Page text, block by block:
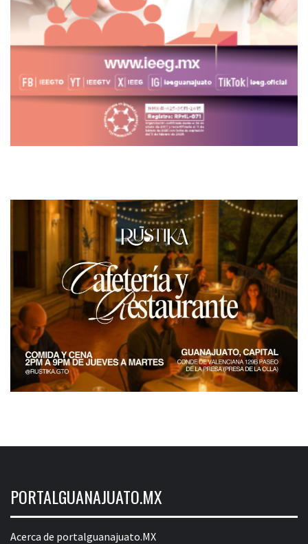
PORTALGUANAJUATO.MX
Acerca de portalguanajuato.MX